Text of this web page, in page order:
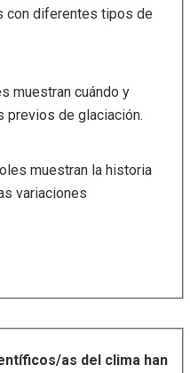
con diferentes tipos de
muestran cuándo y
previos de glaciación.
muestran la historia
variaciones
as del clima han